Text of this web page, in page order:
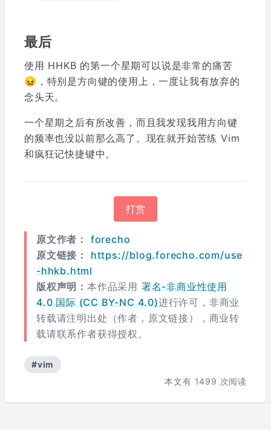
最后
使用 HHKB 的第一个星期可以说是非常的痛苦
😖，特别是方向键的使用上，一度让我有放弃的
念头天。
一个星期之后有所改善，而且我发现我用方向键
的频率也没以前那么高了。现在就开始苦练 Vim
和疯狂记快捷键中。
打赏
原文作者：
forecho
原文链接：
https://blog.forecho.com/use
-hhkb.html
版权声明： 本作品采用 署名-非商业性使用
4.0 国际 (CC BY-NC 4.0)进行许可，非商业
转载请注明出处（作者，原文链接），商业转
载请联系作者获得授权。
#vim
本文有 1499 次阅读